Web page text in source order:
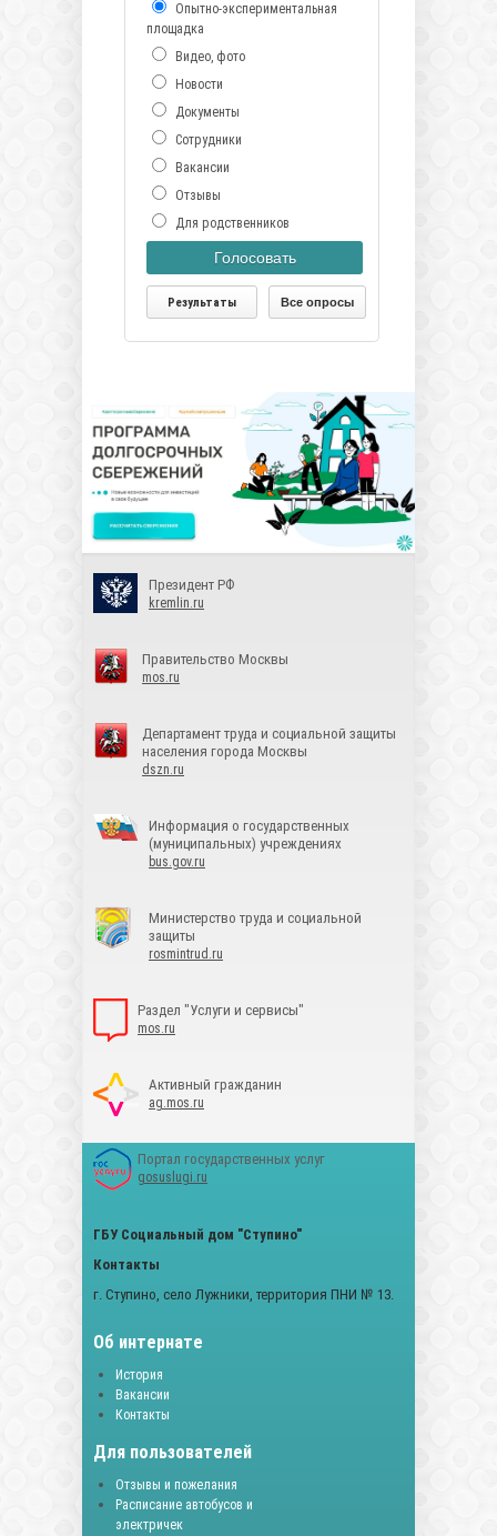
Опытно-экспериментальная
площадка
Видео, фото
Новости
Документы
Сотрудники
Вакансии
Отзывы
Для родственников
Голосовать
Результаты Все опросы
Президент РФ
kremlin.ru
Правительство Москвы
mos.ru
Департамент труда и социальной защиты
населения города Москвы
dszn.ru
Информация о государственных
(муниципальных) учреждениях
bus.gov.ru
Министерство труда и социальной
защиты
rosmintrud.ru
Раздел "Услуги и сервисы"
mos.ru
Активный гражданин
ag.mos.ru
Портал государственных услуг
gosuslugi.ru
ГБУ Социальный дом "Ступино"
Контакты
г. Ступино, село Лужники, территория ПНИ № 13.
Об интернате
История
Вакансии
Контакты
Для пользователей
Отзывы и пожелания
Расписание автобусов и
электричек